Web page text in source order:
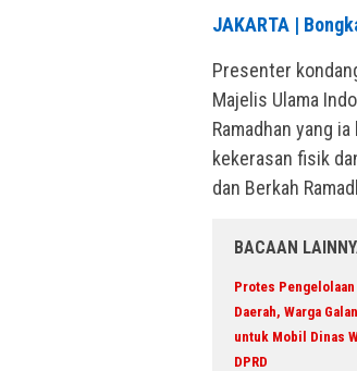
JAKARTA |
Presenter
Majelis Ulama
Ramadhan yang
kekerasan fisik
dan Berkah
BACAAN
Protes
Daerah, Warga
untuk Mobil Dinas
DPRD